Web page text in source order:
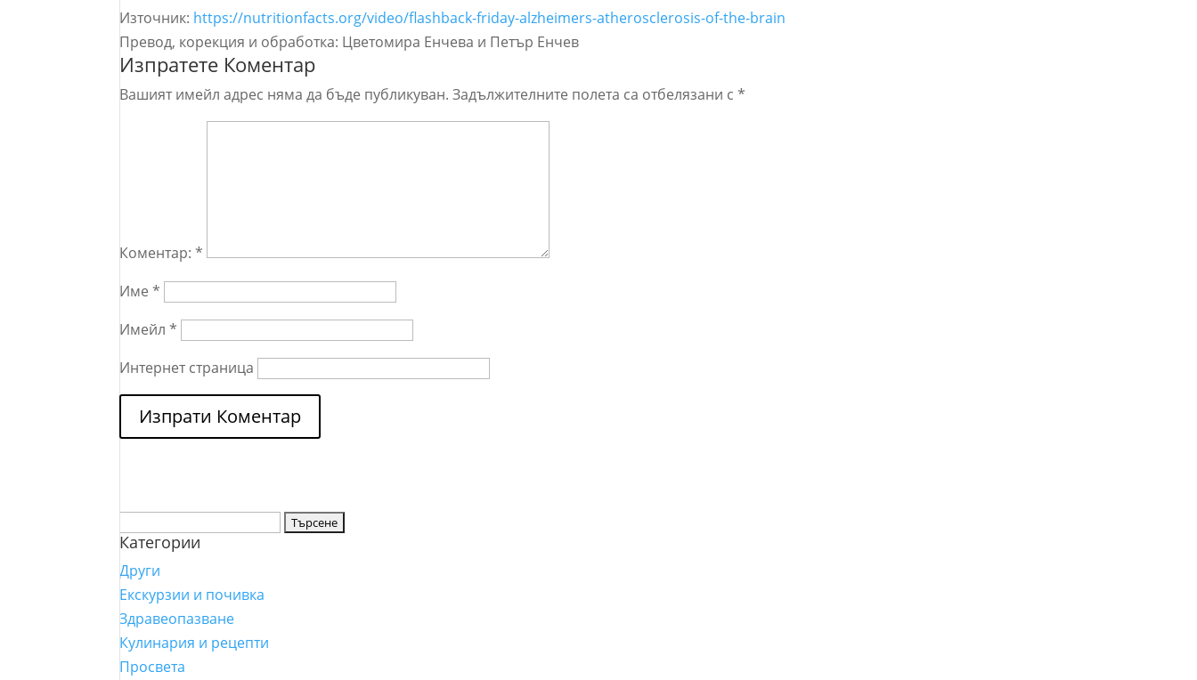
Източник: https://nutritionfacts.org/video/flashback-friday-alzheimers-atherosclerosis-of-the-brain
Превод, корекция и обработка: Цветомира Енчева и Петър Енчев
Изпратете Коментар
Вашият имейл адрес няма да бъде публикуван. Задължителните полета са отбелязани с*
Коментар:*
Име*
Имейл*
Интернет страница
за:
Категории
Други
Екскурзии и почивка
Здравеопазване
Кулинария и рецепти
Просвета